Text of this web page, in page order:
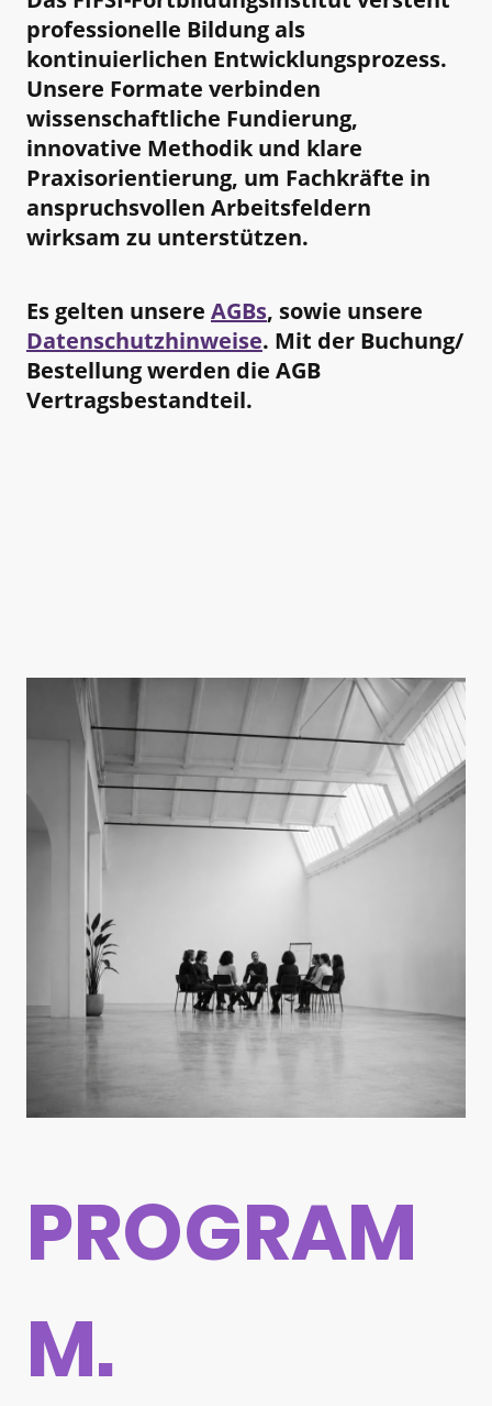
professionelle Bildung als
kontinuierlichen Entwicklungsprozess.
Unsere Formate verbinden
wissenschaftliche Fundierung,
innovative Methodik und klare
Praxisorientierung, um Fachkräfte in
anspruchsvollen Arbeitsfeldern
wirksam zu unterstützen.
Es gelten unsere AGBs, sowie unsere
Datenschutzhinweise. Mit der Buchung/
Bestellung werden die AGB
Vertragsbestandteil.
PROGRAM
M.